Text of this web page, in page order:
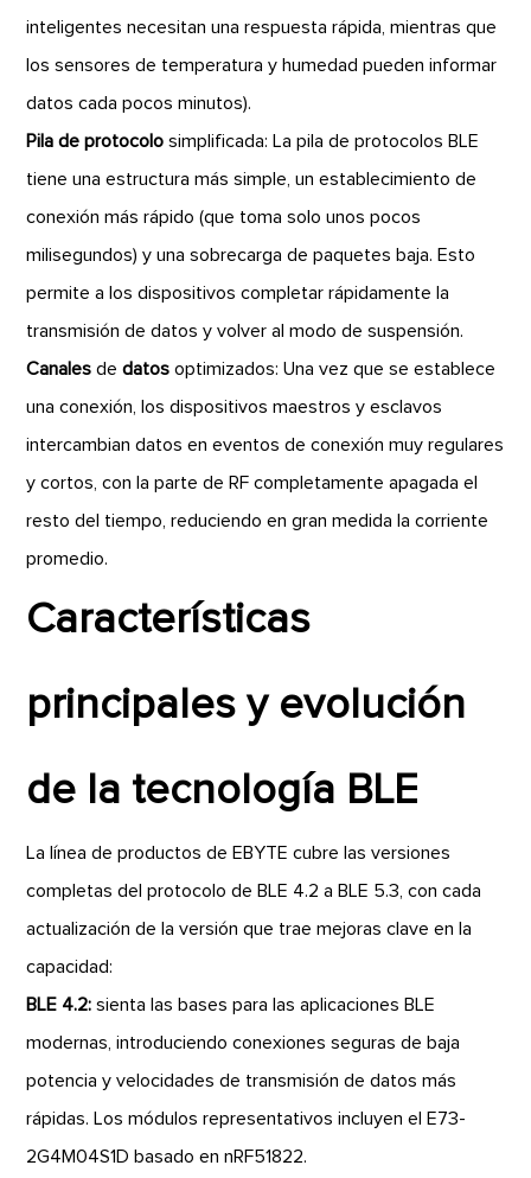
inteligentes necesitan una respuesta rápida, mientras que
los sensores de temperatura y humedad pueden informar
datos cada pocos minutos).
Pila de protocolo simplificada: La pila de protocolos BLE
tiene una estructura más simple, un establecimiento de
conexión más rápido (que toma solo unos pocos
milisegundos) y una sobrecarga de paquetes baja. Esto
permite a los dispositivos completar rápidamente la
transmisión de datos y volver al modo de suspensión.
Canales dedatos optimizados: Una vez que se establece
una conexión, los dispositivos maestros y esclavos
intercambian datos en eventos de conexión muy regulares
y cortos, con la parte de RF completamente apagada el
resto del tiempo, reduciendo en gran medida la corriente
promedio.
Características
principales y evolución
de la tecnología BLE
La línea de productos de EBYTE cubre las versiones
completas del protocolo de BLE 4.2 a BLE 5.3, con cada
actualización de la versión que trae mejoras clave en la
capacidad:
BLE 4.2: sienta las bases para las aplicaciones BLE
modernas, introduciendo conexiones seguras de baja
potencia y velocidades de transmisión de datos más
rápidas. Los módulos representativos incluyen el E73-
2G4M04S1D basado en nRF51822.